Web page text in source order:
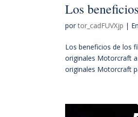
Los
portor_cadFUVXjp |
Los beneficios de los
originales Motorcraft
originales Motorcraft